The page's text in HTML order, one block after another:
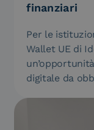
finanziari
Per le
Wallet UE di
digitale da